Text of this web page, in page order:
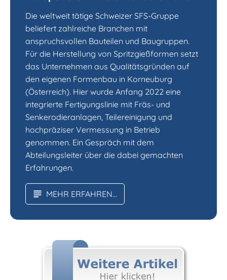
Die weltweit tätige Schweizer SFS-Gruppe
beliefert zahlreiche Branchen mit
anspruchsvollen Bauteilen und Baugruppen.
Für die Herstellung von Spritzgießformen setzt
das Unternehmen aus Qualitätsgründen auf
den eigenen Formenbau in Korneuburg
(Österreich). Hier wurde Anfang 2022 eine
integrierte Fertigungslinie mit Fräs- und
Senkerodieranlagen, Teilereinigung und
hochpräziser Vermessung in Betrieb
genommen. Ein Gespräch mit dem
Abteilungsleiter über die dabei gemachten
Erfahrungen.
MEHR ERFAHREN...